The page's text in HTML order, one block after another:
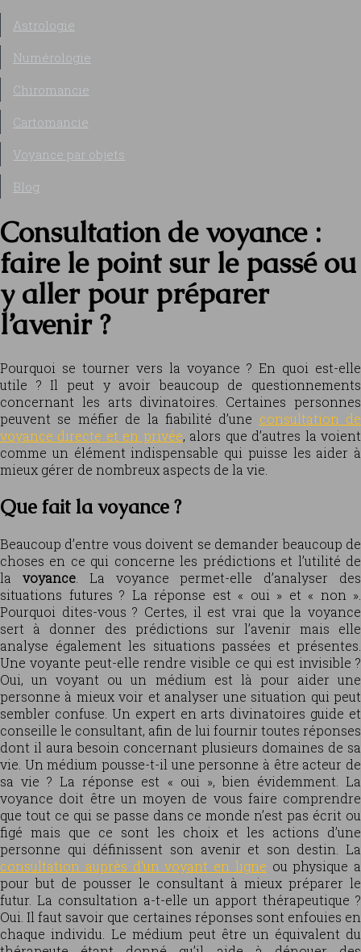
Astrologie
Numérologie
Chiromancie
Cartomancie
Voyance par objets
Blog
Consultation de voyance :
faire le point sur le passé ou
y aller pour préparer
l’avenir ?
Pourquoi se tourner vers la voyance ? En quoi est-elle
utile ? Il peut y avoir beaucoup de questionnements
concernant les arts divinatoires. Certaines personnes
peuvent se méfier de la fiabilité d’une consultation de
voyance directe et en privée, alors que d’autres la voient
comme un élément indispensable qui puisse les aider à
mieux gérer de nombreux aspects de la vie.
Que fait la voyance ?
Beaucoup d’entre vous doivent se demander beaucoup de
choses en ce qui concerne les prédictions et l’utilité de
la voyance. La voyance permet-elle d’analyser des
situations futures ? La réponse est « oui » et « non ».
Pourquoi dites-vous ? Certes, il est vrai que la voyance
sert à donner des prédictions sur l’avenir mais elle
analyse également les situations passées et présentes.
Une voyante peut-elle rendre visible ce qui est invisible ?
Oui, un voyant ou un médium est là pour aider une
personne à mieux voir et analyser une situation qui peut
sembler confuse. Un expert en arts divinatoires guide et
conseille le consultant, afin de lui fournir toutes réponses
dont il aura besoin concernant plusieurs domaines de sa
vie. Un médium pousse-t-il une personne à être acteur de
sa vie ? La réponse est « oui », bien évidemment. La
voyance doit être un moyen de vous faire comprendre
que tout ce qui se passe dans ce monde n’est pas écrit ou
figé mais que ce sont les choix et les actions d’une
personne qui définissent son avenir et son destin. La
consultation auprès d’un voyant en ligne ou physique a
pour but de pousser le consultant à mieux préparer le
futur. La consultation a-t-elle un apport thérapeutique ?
Oui. Il faut savoir que certaines réponses sont enfouies en
chaque individu. Le médium peut être un équivalent du